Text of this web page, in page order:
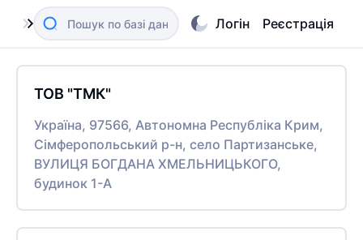
Логін Реєстрація
ТОВ "ТМК"
Україна, 97566, Автономна Республіка Крим,
Сімферопольський р-н, село Партизанське,
ВУЛИЦЯ БОГДАНА ХМЕЛЬНИЦЬКОГО,
будинок 1-А